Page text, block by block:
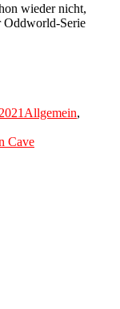
wieder nicht,
Oddworld-Serie
Allgemein,
Cave